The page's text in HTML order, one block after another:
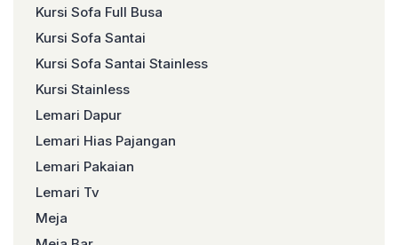
Kursi Sofa Full Busa
Kursi Sofa Santai
Kursi Sofa Santai Stainless
Kursi Stainless
Lemari Dapur
Lemari Hias Pajangan
Lemari Pakaian
Lemari Tv
Meja